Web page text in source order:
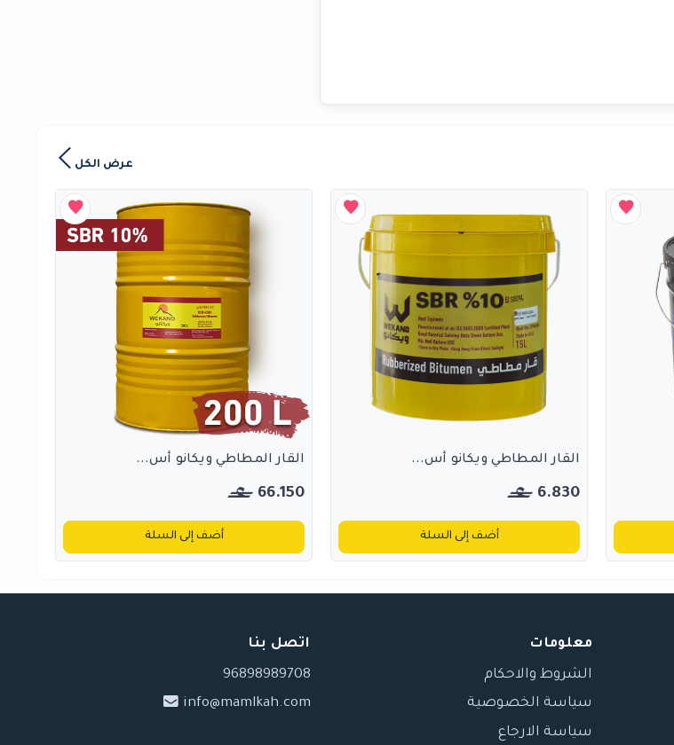
عرض الكل
القار المطاطي ويكانو أس...
6.830
أضف إلى السلة
القار المطاطي ويكانو أس...
66.150
أضف إلى السلة
معلومات
الشروط والاحكام
سياسة الخصوصية
سياسة الارجاع
اتصل بنا
96898989708
info@mamlkah.com